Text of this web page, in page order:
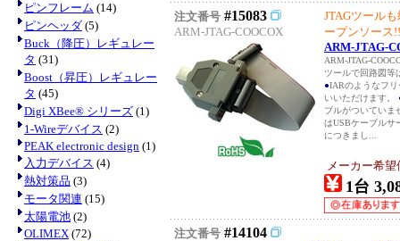
ピンフレーム (14)
ピンヘッダ (5)
Buck（降圧）レギュレー
タ (31)
Boost（昇圧）レギュレー
タ (45)
Digi XBee® シリーズ (1)
1-Wireデバイス (2)
PEAK electronic design (1)
入力デバイス (4)
熱対策品 (3)
モータ関連 (15)
太陽電池 (2)
OLIMEX (72)
注文番号 #15083
ARM-JTAG-COOCOX
JTAGツール
ープンソース!!
ARM-JTAG-
ARM-JTAG-
ツールで回路図等
●IARのようなフ
いいただけます。
ブルがついていま
はUSBケーブルサ
につきまし...
メーカー希望
1台
注文番号 #14104